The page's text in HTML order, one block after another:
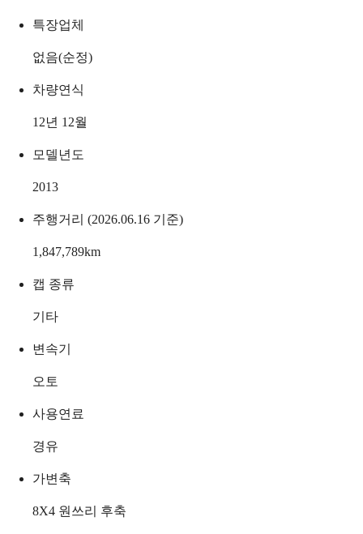
특장업체
없음(순정)
차량연식
12년 12월
모델년도
2013
주행거리 (2026.06.16 기준)
1,847,789km
캡 종류
기타
변속기
오토
사용연료
경유
가변축
8X4 원쓰리 후축